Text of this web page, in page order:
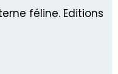
féline. Editions